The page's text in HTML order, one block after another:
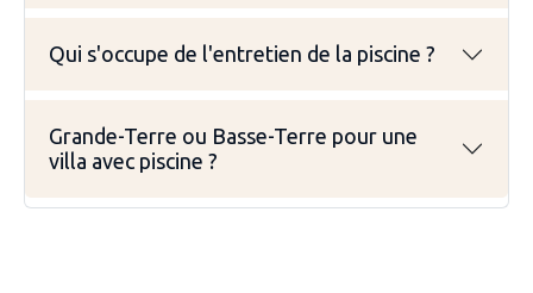
Qui s'occupe de l'entretien de la piscine ?
Grande-Terre ou Basse-Terre pour une
villa avec piscine ?